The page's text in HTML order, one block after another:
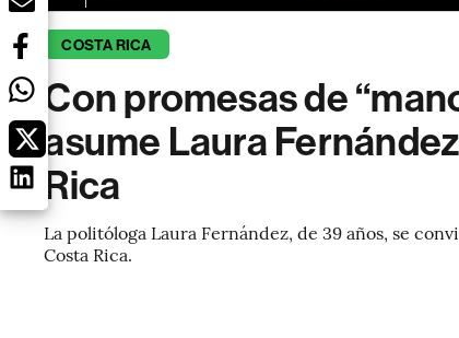
COSTA RICA
Con promesas de
asume Laura
Rica
La politóloga Laura Fernández, de 39 años, se
Costa Rica.